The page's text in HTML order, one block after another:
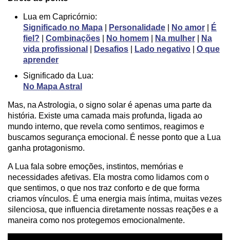
Lua em Capricórnio:
Significado no Mapa
Personalidade No amor
É
fiel?
Combinações No homem Na mulher
Na
vida profissional
Desafios Lado negativo
O que
aprender
Significado da Lua:
No Mapa Astral
Mas, na Astrologia, o signo solar é apenas uma parte da
história. Existe uma camada mais profunda, ligada ao
mundo interno, que revela como sentimos, reagimos e
buscamos segurança emocional. É nesse ponto que a Lua
ganha protagonismo.
A Lua fala sobre emoções, instintos, memórias e
necessidades afetivas. Ela mostra como lidamos com o
que sentimos, o que nos traz conforto e de que forma
criamos vínculos. É uma energia mais íntima, muitas vezes
silenciosa, que influencia diretamente nossas reações e a
maneira como nos protegemos emocionalmente.